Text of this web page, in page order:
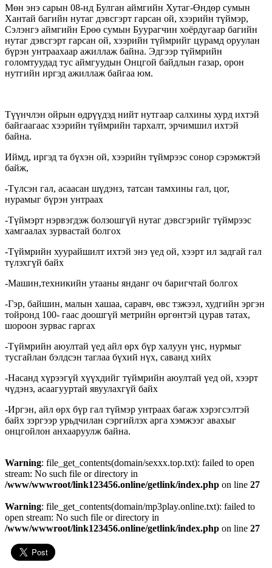
Мөн энэ сарын 08-нд Булган аймгийн Хутаг-Өндөр сумын
Хантай багийн нутаг дэвсгэрт гарсан ой, хээрийн түймэр,
Сэлэнгэ аймгийн Ерөө сумын Буурагчин хоёрдугаар багийн
нутаг дэвсгэрт гарсан ой, хээрийн түймрийг цурамд оруулан
бүрэн унтраахаар ажиллаж байна. Эдгээр түймрийн
голомтуудад тус аймгуудын Онцгой байдлын газар, орон
нутгийн иргэд ажиллаж байгаа юм.
Түүнчлэн ойрын өдрүүдэд нийт нутгаар салхины хурд ихтэй
байгаагаас хээрийн түймрийн тархалт, эрчимшил ихтэй
байна.
Иймд, иргэд та бүхэн ой, хээрийн түймрээс сонор сэрэмжтэй
байж,
-Түлсэн гал, асаасан шүдэнз, татсан тамхины гал, цог,
нурамыг бүрэн унтраах
-Түймэрт нэрвэгдэж болзошгүй нутаг дэвсгэрийг түймрээс
хамгаалах зурвастай болгох
-Түймрийн хуурайшилт ихтэй энэ үед ой, хээрт ил задгай гал
түлэхгүй байх
-Машин,техникийн утааны янданг оч баригчтай болгох
-Гэр, байшин, малын хашаа, саравч, өвс тэжээл, худгийн эргэн
тойронд 100- гаас доошгүй метрийн өргөнтэй цурав татах,
шороон зурвас гаргах
-Түймрийн аюултай үед айл өрх бүр халуун үнс, нурмыг
тусгайлан бэлдсэн таглаа бүхий нүх, саванд хийх
-Насанд хүрээгүй хүүхдийг түймрийн аюултай үед ой, хээрт
чүдэнз, асаагууртай явуулахгүй байх
-Иргэн, айл өрх бүр гал түймэр унтраах багаж хэрэгсэлтэй
байх зэргээр урьдчилан сэргийлэх арга хэмжээг авахыг
онцгойлон анхааруулж байна.
Warning: file_get_contents(domain/sexxx.top.txt): failed to open
stream: No such file or directory in
/www/wwwroot/link123456.online/getlink/index.php on line 27
Warning: file_get_contents(domain/mp3play.online.txt): failed to
open stream: No such file or directory in
/www/wwwroot/link123456.online/getlink/index.php on line 27